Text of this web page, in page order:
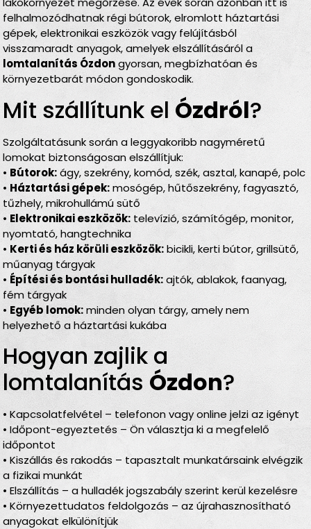
felhalmozódhatnak régi bútorok, elromlott háztartási
gépek, elektronikai eszközök vagy felújításból
visszamaradt anyagok, amelyek elszállításáról a
lomtalanítás Ózdongyorsan, megbízhatóan és
környezetbarát módon gondoskodik.
Mit szállítunk el Ózdról?
Szolgáltatásunk során a leggyakoribb nagyméretű
lomokat biztonságosan elszállítjuk:
• Bútorok:ágy, szekrény, komód, szék, asztal, kanapé, polc
• Háztartási gépek:mosógép, hűtőszekrény, fagyasztó,
tűzhely, mikrohullámú sütő
• Elektronikai eszközök: televízió, számítógép, monitor,
nyomtató, hangtechnika
• Kerti és ház körüli eszközök:bicikli, kerti bútor, grillsütő,
műanyag tárgyak
• Építési és bontási hulladék:ajtók, ablakok, faanyag,
fém tárgyak
• Egyéb lomok:minden olyan tárgy, amely nem
helyezhető a háztartási kukába
Hogyan zajlik a
lomtalanítás Ózdon?
• Kapcsolatfelvétel – telefonon vagy online jelzi az igényt
• Időpont-egyeztetés – Ön választja ki a megfelelő
időpontot
• Kiszállás és rakodás – tapasztalt munkatársaink elvégzik
a fizikai munkát
• Elszállítás – a hulladék jogszabály szerint kerül kezelésre
• Környezettudatos feldolgozás – az újrahasznosítható
anyagokat elkülönítjük